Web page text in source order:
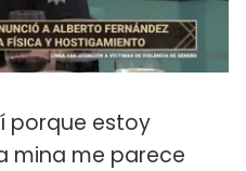
porque estoy
mina me parece